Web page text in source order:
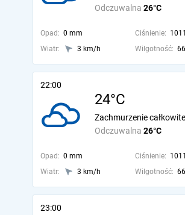
Odczuwalna 26°C
Opad: 0 mm Ciśnienie:
Wiatr:
3 km/h Wilgotność:
22:00
24°C
Odczuwalna 26°C
Zachmurzenie całkowite
Opad: 0 mm Ciśnienie:
Wiatr:
3 km/h Wilgotność:
23:00